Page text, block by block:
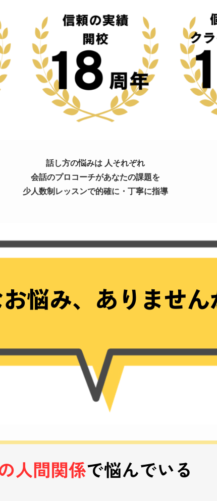
話し方の悩みは 人それぞれ
会話のプロコーチがあなたの課題を
少人数制レッスンで的確に・丁寧に指導